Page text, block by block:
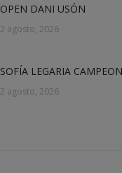
OPEN DANI USÓN
2 agosto, 2026
SOFÍA LEGARIA
2 agosto, 2026